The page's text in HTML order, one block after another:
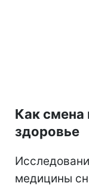
Как смена
здоровье
медицины